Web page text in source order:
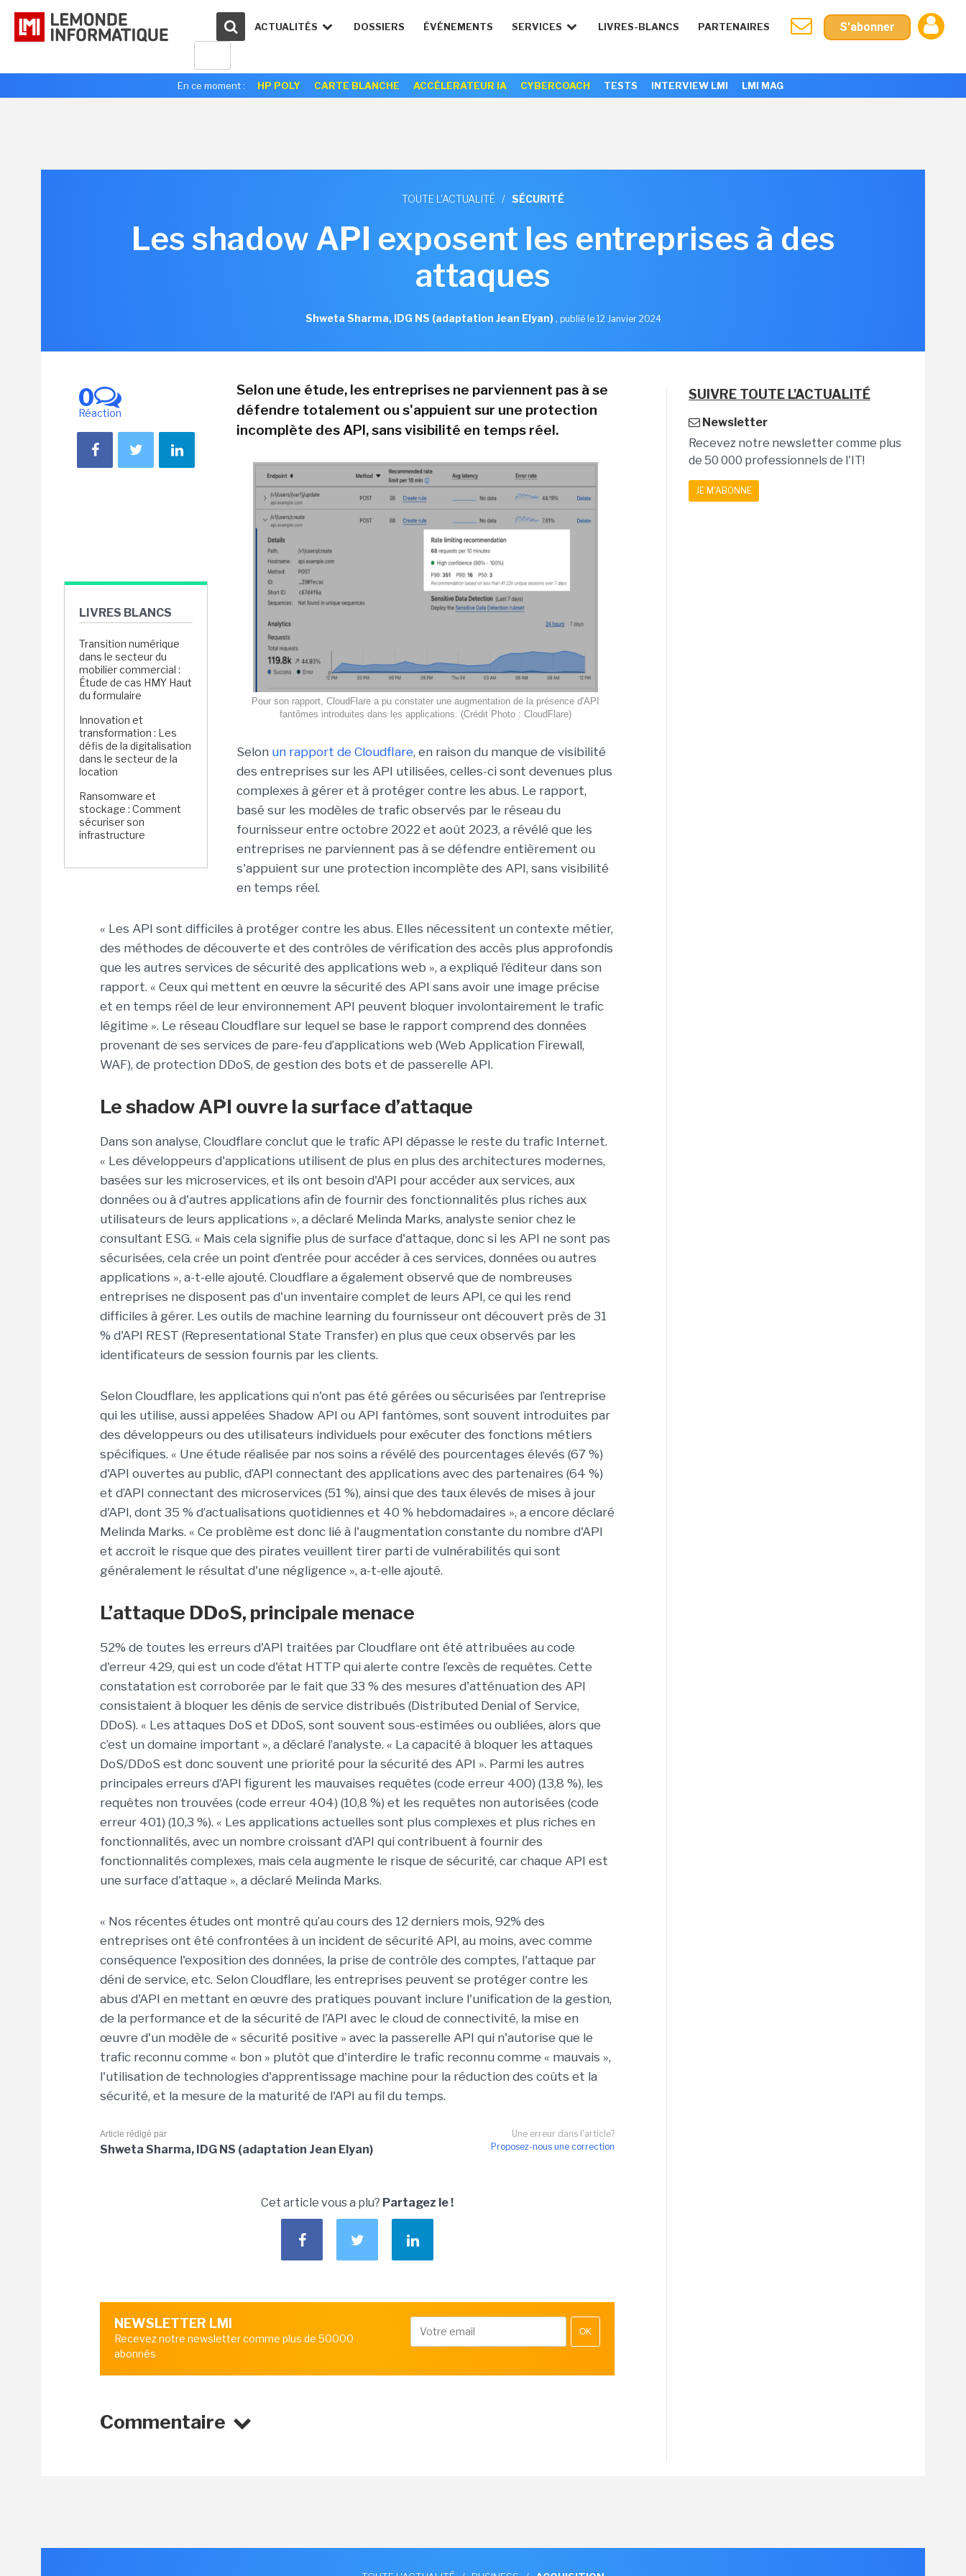
ACTUALITÉS DOSSIERS ÉVÉNEMENTS SERVICES LIVRES-BLANCS PARTENAIRES S'abonner
En ce moment : HP POLY CARTE BLANCHE ACCÉLERATEUR IA CYBERCOACH TESTS INTERVIEW LMI LMI MAG
TOUTE L'ACTUALITÉ / SÉCURITÉ
Les shadow API exposent les entreprises à des
attaques
Shweta Sharma, IDG NS (adaptation Jean Elyan), publié le 12 Janvier 2024
0
Réaction
LIVRES BLANCS
Transition numérique
dans le secteur du
mobilier commercial :
Étude de cas HMY Haut
du formulaire
Innovation et
transformation : Les
défis de la digitalisation
dans le secteur de la
location
Ransomware et
stockage : Comment
sécuriser son
infrastructure
Selon une étude, les entreprises ne parviennent pas à se
défendre totalement ou s'appuient sur une protection
incomplète des API, sans visibilité en temps réel.
Pour son rapport, CloudFlare a pu constater une augmentation de la présence d'API
fantômes introduites dans les applications. (Crédit Photo : CloudFlare)
Selon un rapport de Cloudflare, en raison du manque de visibilité
des entreprises sur les API utilisées, celles-ci sont devenues plus
complexes à gérer et à protéger contre les abus. Le rapport,
basé sur les modèles de trafic observés par le réseau du
fournisseur entre octobre 2022 et août 2023, a révélé que les
entreprises ne parviennent pas à se défendre entièrement ou
s'appuient sur une protection incomplète des API, sans visibilité
en temps réel.
« Les API sont difficiles à protéger contre les abus. Elles nécessitent un contexte métier,
des méthodes de découverte et des contrôles de vérification des accès plus approfondis
que les autres services de sécurité des applications web », a expliqué l’éditeur dans son
rapport. « Ceux qui mettent en œuvre la sécurité des API sans avoir une image précise
et en temps réel de leur environnement API peuvent bloquer involontairement le trafic
légitime ». Le réseau Cloudflare sur lequel se base le rapport comprend des données
provenant de ses services de pare-feu d’applications web (Web Application Firewall,
WAF), de protection DDoS, de gestion des bots et de passerelle API.
Le shadow API ouvre la surface d’attaque
Dans son analyse, Cloudflare conclut que le trafic API dépasse le reste du trafic Internet.
« Les développeurs d'applications utilisent de plus en plus des architectures modernes,
basées sur les microservices, et ils ont besoin d'API pour accéder aux services, aux
données ou à d'autres applications afin de fournir des fonctionnalités plus riches aux
utilisateurs de leurs applications », a déclaré Melinda Marks, analyste senior chez le
consultant ESG. « Mais cela signifie plus de surface d'attaque, donc si les API ne sont pas
sécurisées, cela crée un point d’entrée pour accéder à ces services, données ou autres
applications », a-t-elle ajouté. Cloudflare a également observé que de nombreuses
entreprises ne disposent pas d'un inventaire complet de leurs API, ce qui les rend
difficiles à gérer. Les outils de machine learning du fournisseur ont découvert près de 31
% d'API REST (Representational State Transfer) en plus que ceux observés par les
identificateurs de session fournis par les clients.
Selon Cloudflare, les applications qui n'ont pas été gérées ou sécurisées par l’entreprise
qui les utilise, aussi appelées Shadow API ou API fantômes, sont souvent introduites par
des développeurs ou des utilisateurs individuels pour exécuter des fonctions métiers
spécifiques. « Une étude réalisée par nos soins a révélé des pourcentages élevés (67 %)
d'API ouvertes au public, d’API connectant des applications avec des partenaires (64 %)
et d’API connectant des microservices (51 %), ainsi que des taux élevés de mises à jour
d'API, dont 35 % d’actualisations quotidiennes et 40 % hebdomadaires », a encore déclaré
Melinda Marks. « Ce problème est donc lié à l'augmentation constante du nombre d'API
et accroît le risque que des pirates veuillent tirer parti de vulnérabilités qui sont
généralement le résultat d'une négligence », a-t-elle ajouté.
L’attaque DDoS, principale menace
52% de toutes les erreurs d'API traitées par Cloudflare ont été attribuées au code
d'erreur 429, qui est un code d'état HTTP qui alerte contre l’excès de requêtes. Cette
constatation est corroborée par le fait que 33 % des mesures d'atténuation des API
consistaient à bloquer les dénis de service distribués (Distributed Denial of Service,
DDoS). « Les attaques DoS et DDoS, sont souvent sous-estimées ou oubliées, alors que
c’est un domaine important », a déclaré l’analyste. « La capacité à bloquer les attaques
DoS/DDoS est donc souvent une priorité pour la sécurité des API ». Parmi les autres
principales erreurs d'API figurent les mauvaises requêtes (code erreur 400) (13,8 %), les
requêtes non trouvées (code erreur 404) (10,8 %) et les requêtes non autorisées (code
erreur 401) (10,3 %). « Les applications actuelles sont plus complexes et plus riches en
fonctionnalités, avec un nombre croissant d'API qui contribuent à fournir des
fonctionnalités complexes, mais cela augmente le risque de sécurité, car chaque API est
une surface d'attaque », a déclaré Melinda Marks.
« Nos récentes études ont montré qu’au cours des 12 derniers mois, 92% des
entreprises ont été confrontées à un incident de sécurité API, au moins, avec comme
conséquence l'exposition des données, la prise de contrôle des comptes, l'attaque par
déni de service, etc. Selon Cloudflare, les entreprises peuvent se protéger contre les
abus d'API en mettant en œuvre des pratiques pouvant inclure l'unification de la gestion,
de la performance et de la sécurité de l'API avec le cloud de connectivité, la mise en
œuvre d'un modèle de « sécurité positive » avec la passerelle API qui n'autorise que le
trafic reconnu comme « bon » plutôt que d'interdire le trafic reconnu comme « mauvais »,
l'utilisation de technologies d'apprentissage machine pour la réduction des coûts et la
sécurité, et la mesure de la maturité de l'API au fil du temps.
Une erreur dans l'article?
Proposez-nous une correction
Article rédigé par
Shweta Sharma, IDG NS (adaptation Jean Elyan)
Cet article vous a plu? Partagez le !
NEWSLETTER LMI
Recevez notre newsletter comme plus de 50000
abonnés
OK
Commentaire
SUIVRE TOUTE L'ACTUALITÉ
Newsletter
Recevez notre newsletter comme plus
de 50 000 professionnels de l'IT!
JE M'ABONNE